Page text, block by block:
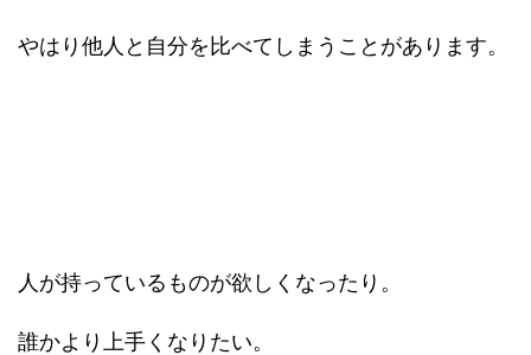
やはり他人と自分を比べてしまうことがあります。
人が持っているものが欲しくなったり。
誰かより上手くなりたい。